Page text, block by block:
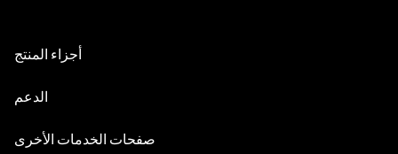
أجزاء المنتج
كل الأجزاء
الدعم
أدلة المستخدم
صفحات الخدمات الأخرى